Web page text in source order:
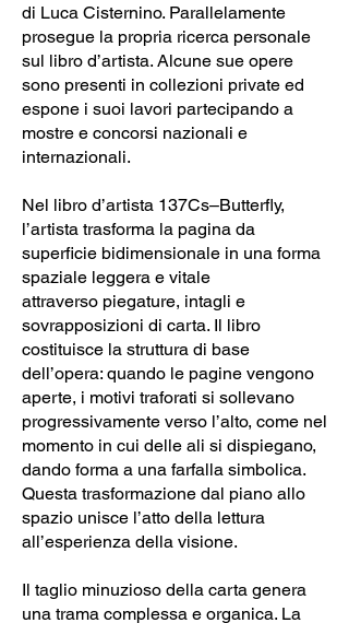
di Luca Cisternino. Parallelamente
prosegue la propria ricerca personale
sul libro d’artista. Alcune sue opere
sono presenti in collezioni private ed
espone i suoi lavori partecipando a
mostre e concorsi nazionali e
internazionali.
Nel libro d’artista 137Cs–Butterfly,
l’artista trasforma la pagina da
superficie bidimensionale in una forma
spaziale leggera e vitale
attraverso piegature, intagli e
sovrapposizioni di carta. Il libro
costituisce la struttura di base
dell’opera: quando le pagine vengono
aperte, i motivi traforati si sollevano
progressivamente verso l’alto, come nel
momento in cui delle ali si dispiegano,
dando forma a una farfalla simbolica.
Questa trasformazione dal piano allo
spazio unisce l’atto della lettura
all’esperienza della visione.
Il taglio minuzioso della carta genera
una trama complessa e organica. La